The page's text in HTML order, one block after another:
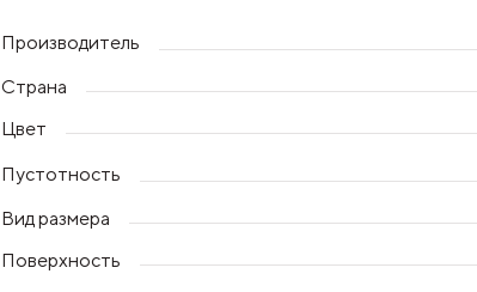
Производитель
Страна
Цвет
Пустотность
Вид размера
Поверхность